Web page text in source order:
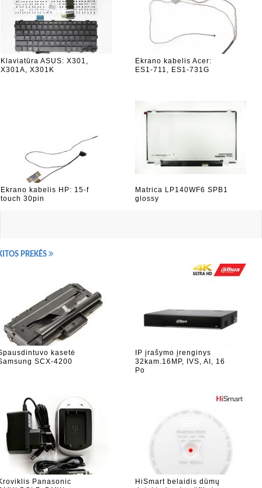
Klaviatūra ASUS: X301,
X301A, X301K
Ekrano kabelis Acer:
ES1-711, ES1-731G
Ekrano kabelis HP: 15-f
touch 30pin
Matrica LP140WF6 SPB1
glossy
PREKĖS
kasetė
SCX-4200
IP įrašymo įrenginys
32kam.16MP, IVS, AI, 16
Po
Panasonic
HiSmart belaidis dūmų